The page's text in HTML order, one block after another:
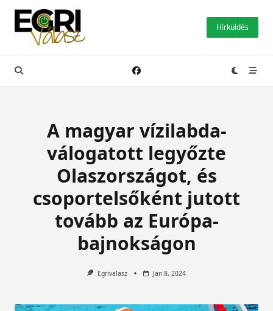
Skip
content
Hírküldés
A magyar vízilabda-
válogatott legyőzte
Olaszországot, és
csoportelsőként jutott
tovább az Európa-
bajnokságon
Egrivalasz Jan 8, 2024